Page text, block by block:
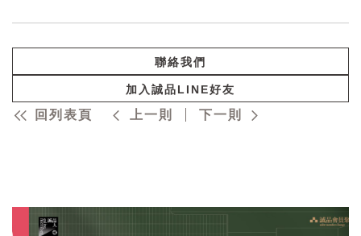
聯絡我們
加入誠品LINE好友
回列表頁 上一則 下一則